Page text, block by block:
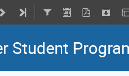
Student